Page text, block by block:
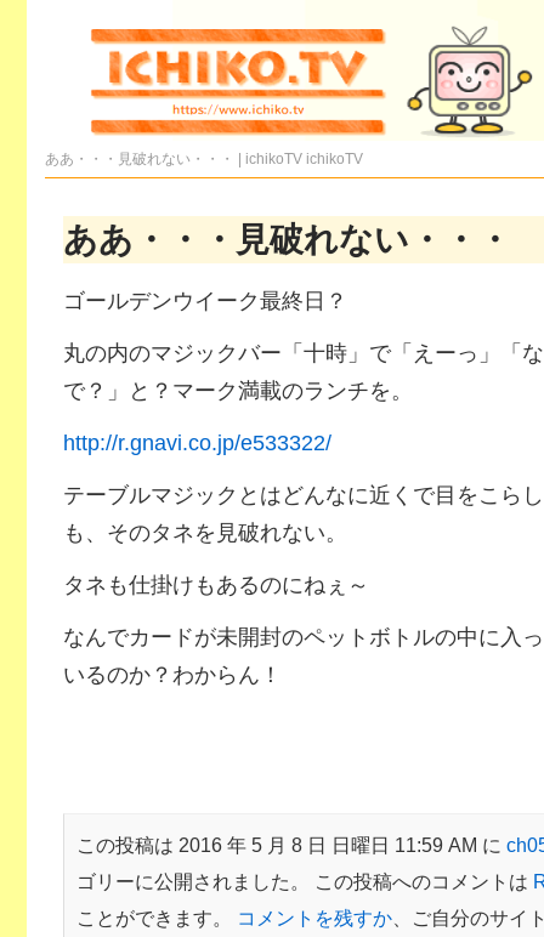
ああ・・・見破れない・・・ | ichikoTV ichikoTV
ああ・・・見破れない・・・
ゴールデンウイーク最終日？
丸の内のマジックバー「十時」で「えーっ」「
で？」と？マーク満載のランチを。
http://r.gnavi.co.jp/e533322/
テーブルマジックとはどんなに近くで目をこら
も、そのタネを見破れない。
タネも仕掛けもあるのにねぇ～
なんでカードが未開封のペットボトルの中に入
いるのか？わからん！
この投稿は 2016 年 5 月 8 日 日曜日 11:59 AM に
ゴリーに公開されました。 この投稿へのコメントは
ことができます。
コメントを残すか、ご自分のサイ